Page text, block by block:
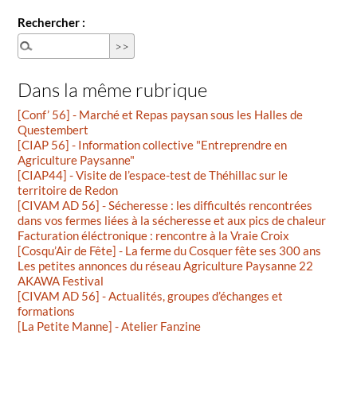
Rechercher :
Dans la même rubrique
[Conf’ 56] - Marché et Repas paysan sous les Halles de
Questembert
[CIAP 56] - Information collective "Entreprendre en
Agriculture Paysanne"
[CIAP44] - Visite de l’espace-test de Théhillac sur le
territoire de Redon
[CIVAM AD 56] - Sécheresse : les difficultés rencontrées
dans vos fermes liées à la sécheresse et aux pics de chaleur
Facturation éléctronique : rencontre à la Vraie Croix
[Cosqu’Air de Fête] - La ferme du Cosquer fête ses 300 ans
Les petites annonces du réseau Agriculture Paysanne 22
AKAWA Festival
[CIVAM AD 56] - Actualités, groupes d’échanges et
formations
[La Petite Manne] - Atelier Fanzine